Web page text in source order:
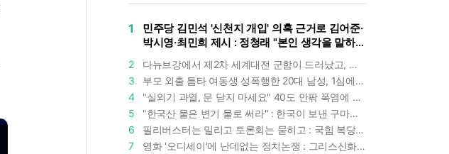
1
민주당 김민석 '신천지 개입' 의혹 근거로 김어준·
박시영·최민희 제시 : 정청래 "본인 생각을 말하
2
다뉴브강에서 제2차 세계대전 군함이 드러났고, 포항 수돗물은 갑자기 짜졌다 : 폭염·가뭄이 만든 낯선 풍경
3
부모 외출 틈타 여동생 성폭행한 20대 남성, 1심에서 5년형 선고 : 친족 간 '암수범죄'의 심각성
4
"실외기 과열, 문 닫지 마세요" 40도 안팎 폭염에 쉼 없이 도는 에어컨 : 화재 위험 경고등!
5
"한국산 물은 변기 물로 써라" : 한국이 보낸 구마모토 지진 구호품에 한 일본인의 '어처구니 없는' 반응
6
필리버스터는 밀리고 토론회는 묻히고 : 국힘 복당 원하는 한동훈, '검사 정치'의 한계만 드러내나
7
영화 '오디세이'에 난데없는 정치논쟁 : 그리스신화 공간에서 '트럼프 전쟁의 참혹함'이 보인다